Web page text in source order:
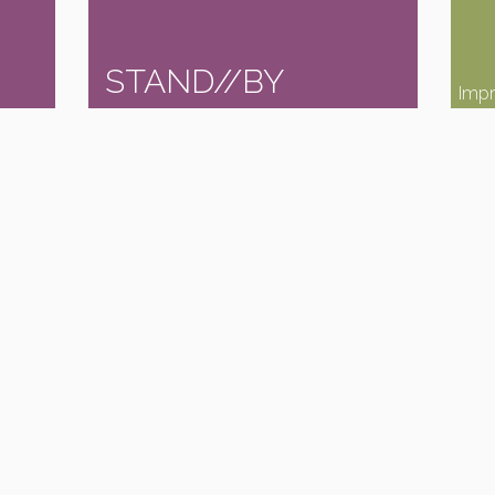
STAND//BY